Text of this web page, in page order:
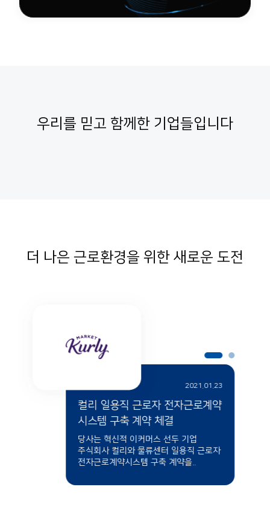
우리를 믿고 함께한 기업들입니다
더 나은 근로환경을 위한 새로운 도전
2021.01.23
컬리 일용직 근로자 전자근로계약
시스템 구축 계약 체결
당사는 혁신적 이커머스 선두 기업
주식회사 컬리와 물류센터 일용직 근로자
전자근로계약시스템 구축 계약을..